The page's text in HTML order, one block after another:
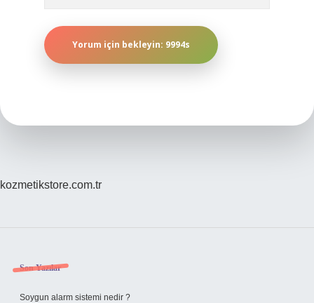
kozmetikstore.com.tr
Sidebar
Son Yazılar
Soygun alarm sistemi nedir ?